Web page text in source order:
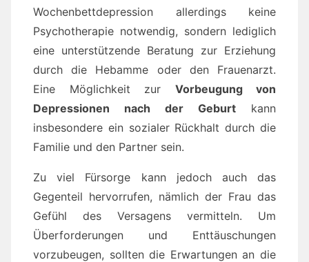
Wochenbettdepression allerdings keine
Psychotherapie notwendig, sondern lediglich
eine unterstützende Beratung zur Erziehung
durch die Hebamme oder den Frauenarzt.
Eine Möglichkeit zur Vorbeugung von
Depressionen nach der Geburt kann
insbesondere ein sozialer Rückhalt durch die
Familie und den Partner sein.
Zu viel Fürsorge kann jedoch auch das
Gegenteil hervorrufen, nämlich der Frau das
Gefühl des Versagens vermitteln. Um
Überforderungen und Enttäuschungen
vorzubeugen, sollten die Erwartungen an die